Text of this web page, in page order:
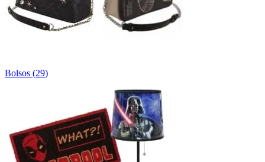
Bolsos (29)